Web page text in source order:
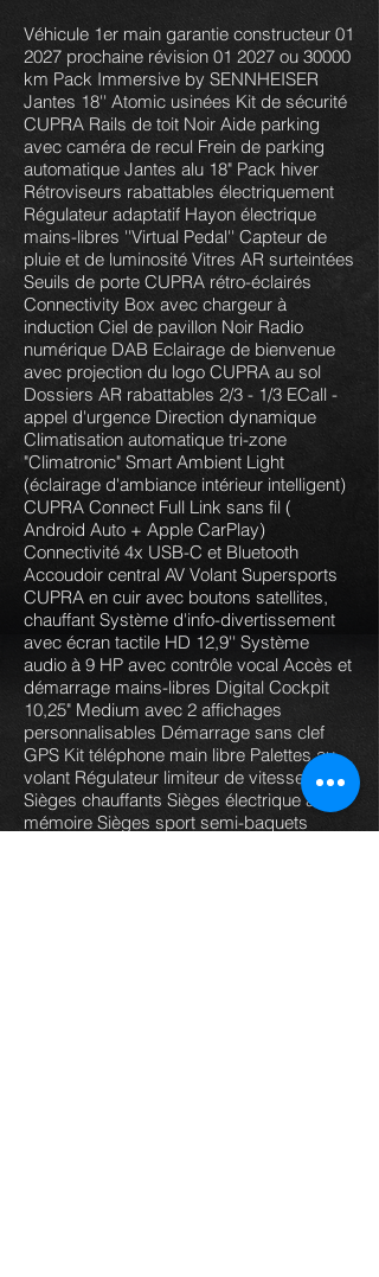
Véhicule 1er main garantie constructeur 01
2027 prochaine révision 01 2027 ou 30000
km Pack Immersive by SENNHEISER
Jantes 18'' Atomic usinées Kit de sécurité
CUPRA Rails de toit Noir Aide parking
avec caméra de recul Frein de parking
automatique Jantes alu 18" Pack hiver
Rétroviseurs rabattables électriquement
Régulateur adaptatif Hayon électrique
mains-libres ''Virtual Pedal'' Capteur de
pluie et de luminosité Vitres AR surteintées
Seuils de porte CUPRA rétro-éclairés
Connectivity Box avec chargeur à
induction Ciel de pavillon Noir Radio
numérique DAB Eclairage de bienvenue
avec projection du logo CUPRA au sol
Dossiers AR rabattables 2/3 - 1/3 ECall -
appel d'urgence Direction dynamique
Climatisation automatique tri-zone
"Climatronic" Smart Ambient Light
(éclairage d'ambiance intérieur intelligent)
CUPRA Connect Full Link sans fil (
Android Auto + Apple CarPlay)
Connectivité 4x USB-C et Bluetooth
Accoudoir central AV Volant Supersports
CUPRA en cuir avec boutons satellites,
chauffant Système d'info-divertissement
avec écran tactile HD 12,9'' Système
audio à 9 HP avec contrôle vocal Accès et
démarrage mains-libres Digital Cockpit
10,25" Medium avec 2 affichages
personnalisables Démarrage sans clef
GPS Kit téléphone main libre Palettes au
volant Régulateur limiteur de vitesse
Sièges chauffants Sièges électrique à
mémoire Sièges sport semi-baquets